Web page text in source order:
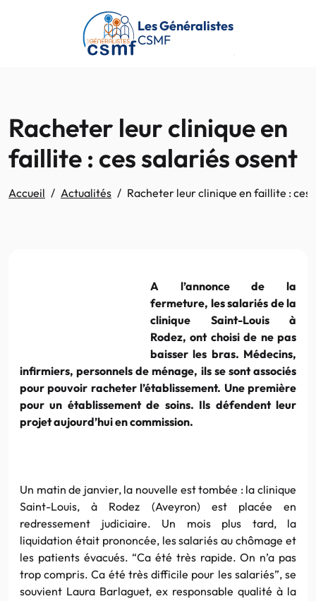
Passer au contenu principal
Les Généralistes
CSMF
Racheter leur clinique en
faillite : ces salariés osent
Accueil Actualités Racheter leur clinique en faillite : ces
A l’annonce de la
fermeture, les salariés de la
clinique Saint-Louis à
Rodez, ont choisi de ne pas
baisser les bras. Médecins,
infirmiers, personnels de ménage, ils se sont associés
pour pouvoir racheter l’établissement. Une première
pour un établissement de soins. Ils défendent leur
projet aujourd’hui en commission.
Un matin de janvier, la nouvelle est tombée : la clinique
Saint-Louis, à Rodez (Aveyron) est placée en
redressement judiciaire. Un mois plus tard, la
liquidation était prononcée, les salariés au chômage et
les patients évacués. “Ca été très rapide. On n’a pas
trop compris. Ca été très difficile pour les salariés”, se
souvient Laura Barlaguet, ex responsable qualité à la